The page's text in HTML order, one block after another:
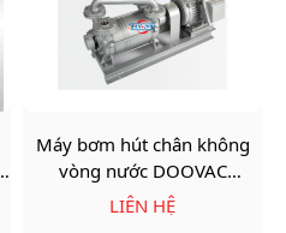
Máy bơm hút chân không
vòng nước DOOVAC
DWV(W)-850-2.2KW
LIÊN HỆ